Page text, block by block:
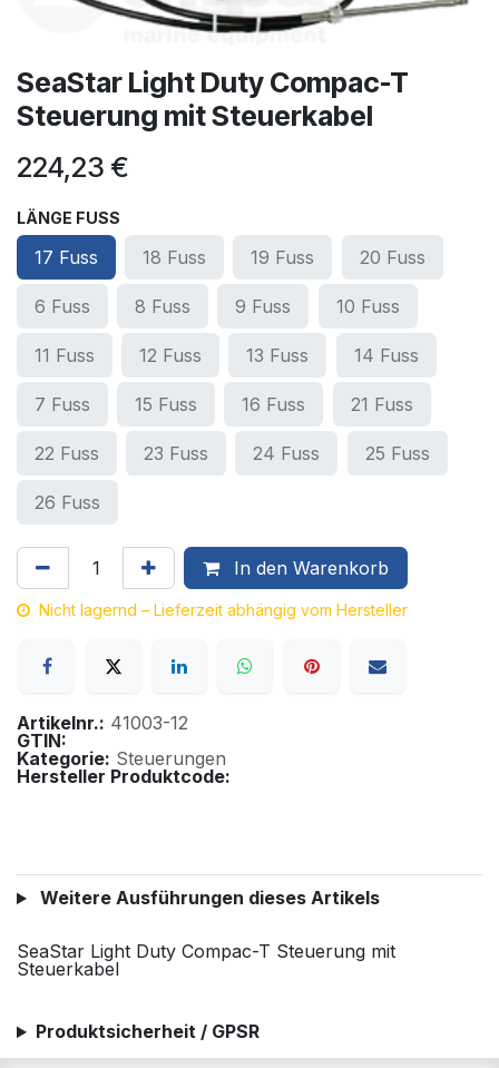
SeaStar Light Duty Compac-T
Steuerung mit Steuerkabel
224,23 €
LÄNGE FUSS
17 Fuss 18 Fuss 19 Fuss 20 Fuss
6 Fuss 8 Fuss 9 Fuss 10 Fuss
11 Fuss 12 Fuss 13 Fuss 14 Fuss
7 Fuss 15 Fuss 16 Fuss 21 Fuss
22 Fuss 23 Fuss 24 Fuss 25 Fuss
26 Fuss
In den Warenkorb
Nicht lagernd – Lieferzeit abhängig vom Hersteller
Artikelnr.: 41003-12
GTIN:
Kategorie: Steuerungen
Hersteller Produktcode:
Weitere Ausführungen dieses Artikels
SeaStar Light Duty Compac-T Steuerung mit
Steuerkabel
Produktsicherheit / GPSR